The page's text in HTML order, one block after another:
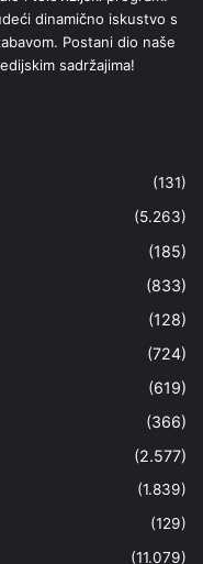
dinamično iskustvo s
Postani dio naše
sadržajima!
(131)
(5.263)
(185)
(833)
(128)
(724)
(619)
(366)
(2.577)
(1.839)
(129)
(11.079)